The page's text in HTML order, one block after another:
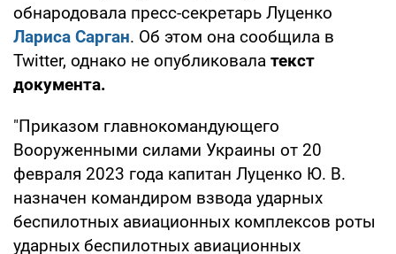
обнародовала пресс-секретарь Луценко
Лариса Сарган. Об этом она сообщила в
Twitter, однако не опубликовала текст
документа.
"Приказом главнокомандующего
Вооруженными силами Украины от 20
февраля 2023 года капитан Луценко Ю. В.
назначен командиром взвода ударных
беспилотных авиационных комплексов роты
ударных беспилотных авиационных